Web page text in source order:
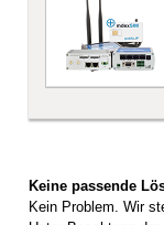
Keine passende
Kein Problem. Wir